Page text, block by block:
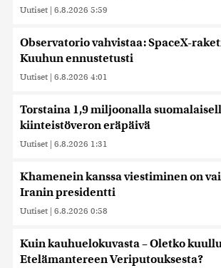
Uutiset | 6.8.2026 5:59
Observatorio vahvistaa: SpaceX-
Kuuhun ennustetusti
Uutiset | 6.8.2026 4:01
Torstaina 1,9 miljoonalla
kiinteistöveron eräpäivä
Uutiset | 6.8.2026 1:31
Khamenein kanssa viestiminen on
Iranin presidentti
Uutiset | 6.8.2026 0:58
Kuin kauhuelokuvasta – Oletko
Etelämantereen Veriputouksesta?